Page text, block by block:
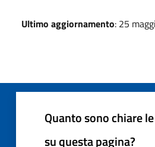
Ultimo aggiornamento: 25
Quanto sono chiare
su questa pagina?